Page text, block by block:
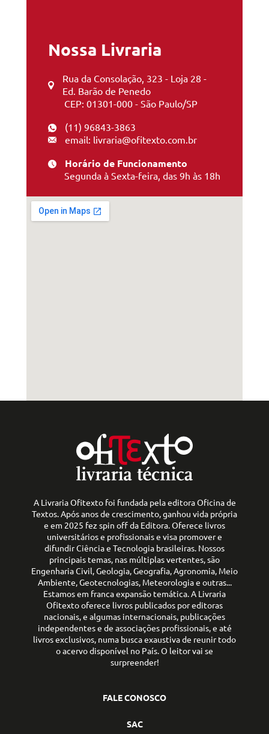
Nossa Livraria
Rua da Consolação, 323 - Loja 28 -
Ed. Barão de Penedo
CEP: 01301-000 - São Paulo/SP
(11) 96843-3863
email: livraria@ofitexto.com.br
Horário de Funcionamento
Segunda à Sexta-feira, das 9h às 18h
A Livraria Ofitexto foi fundada pela editora Oficina de
Textos. Após anos de crescimento, ganhou vida própria
e em 2025 fez spin off da Editora. Oferece livros
universitários e profissionais e visa promover e
difundir Ciência e Tecnologia brasileiras. Nossos
principais temas, nas múltiplas vertentes, são
Engenharia Civil, Geologia, Geografia, Agronomia, Meio
Ambiente, Geotecnologias, Meteorologia e outras...
Estamos em franca expansão temática. A Livraria
Ofitexto oferece livros publicados por editoras
nacionais, e algumas internacionais, publicações
independentes e de associações profissionais, e até
livros exclusivos, numa busca exaustiva de reunir todo
o acervo disponível no País. O leitor vai se
surpreender!
FALE CONOSCO
SAC